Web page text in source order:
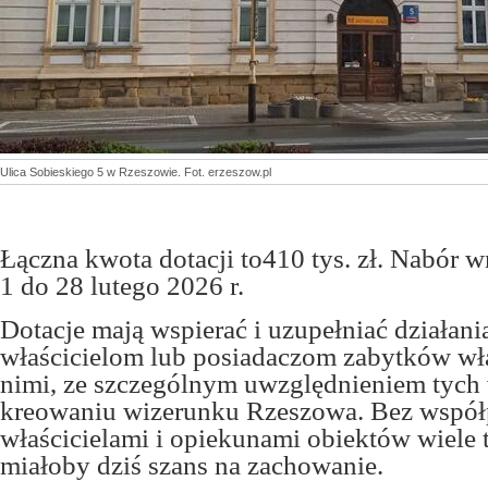
Ulica Sobieskiego 5 w Rzeszowie. Fot. erzeszow.pl
Łączna kwota dotacji to410 tys. zł. Nabór
1 do 28 lutego 2026 r.
Dotacje mają wspierać i uzupełniać
właścicielom lub posiadaczom zabytków
nimi, ze szczególnym uwzględnieniem
kreowaniu wizerunku Rzeszowa. Bez
właścicielami i opiekunami obiektów wiele
miałoby dziś szans na zachowanie.